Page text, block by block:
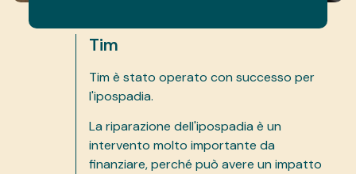
Tim
Tim è stato operato con successo per
l'ipospadia.
La riparazione dell'ipospadia è un
intervento molto importante da
finanziare, perché può avere un impatto